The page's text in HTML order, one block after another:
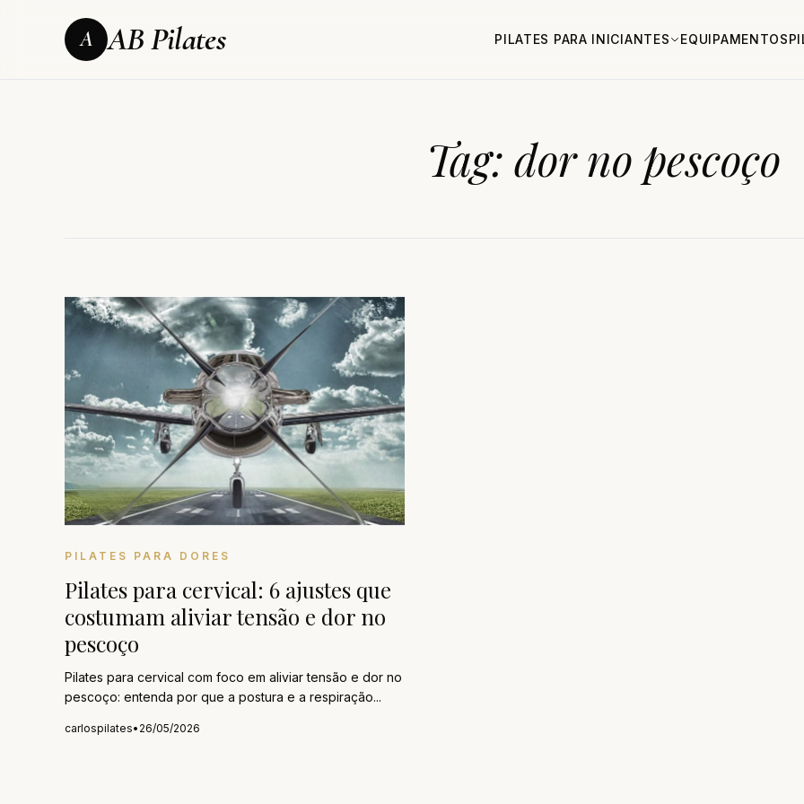
A AB Pilates PILATES PARA INICIANTES EQUIPAMENTOS
Tag: dor no pescoço
PILATES PARA DORES
Pilates para cervical: 6 ajustes que
costumam aliviar tensão e dor no
pescoço
Pilates para cervical com foco em aliviar tensão e dor no
pescoço: entenda por que a postura e a respiração...
carlospilates• 26/05/2026